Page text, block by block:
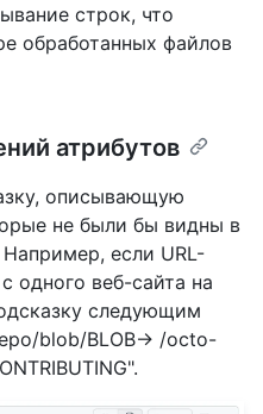
строк, что
обработанных файлов
атрибутов
описывающую
не были бы видны в
если URL-
одного веб-сайта на
следующим
blob/BLOB-> /octo-